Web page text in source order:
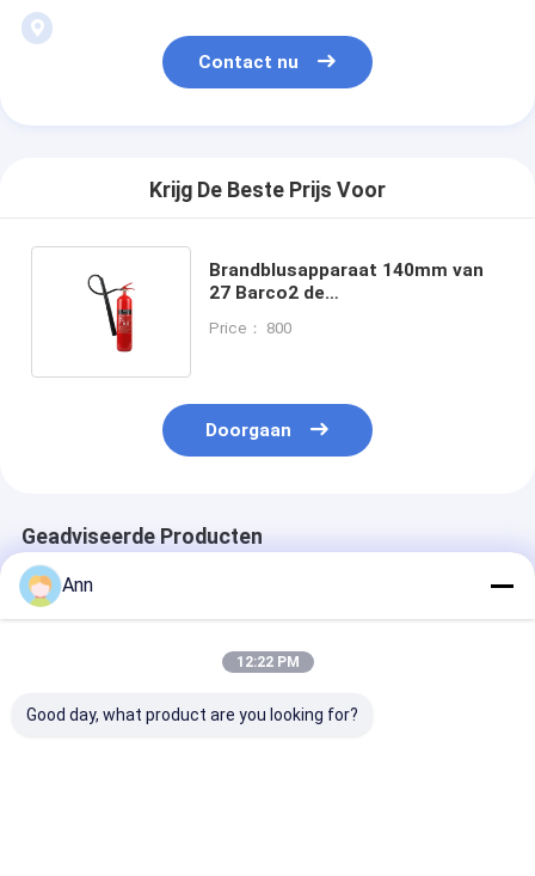
Contact nu
Krijg De Beste Prijs Voor
Brandblusapparaat 140mm van
27 Barco2 de
van de Messingsklep 5kg
Price： 800
Doorgaan
Geadviseerde Producten
Ann
12:22 PM
Good day, what product are you looking for?